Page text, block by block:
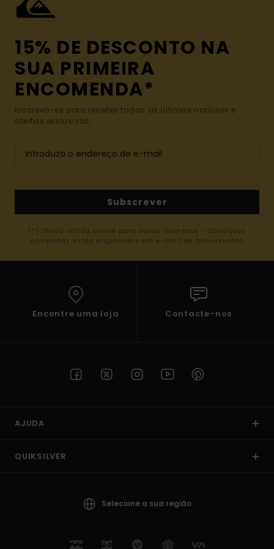
15% DE DESCONTO NA
SUA PRIMEIRA
ENCOMENDA*
Inscreva-se para receber todas as últimas notícias e
ofertas exclusivas.
Subscrever
(*) Oferta válida online para novos membros - Condições
completas estão disponíveis em e-mail de boas-vindas
Encontre uma loja Contacte-nos
AJUDA
QUIKSILVER
Selecione a sua região